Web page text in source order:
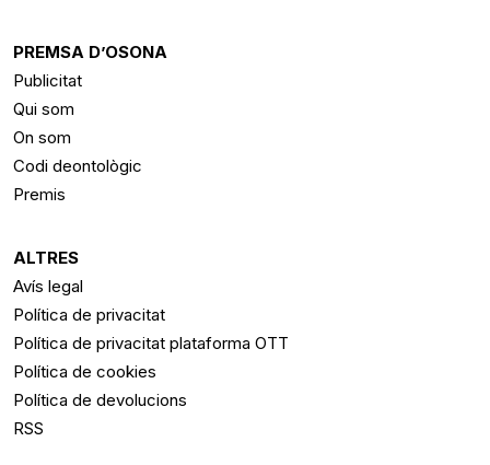
PREMSA D’OSONA
Publicitat
Qui som
On som
Codi deontològic
Premis
ALTRES
Avís legal
Política de privacitat
Política de privacitat plataforma OTT
Política de cookies
Política de devolucions
RSS